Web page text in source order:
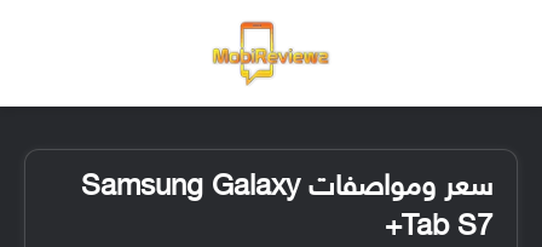
سعر ومواصفات Samsung Galaxy
Tab S7+